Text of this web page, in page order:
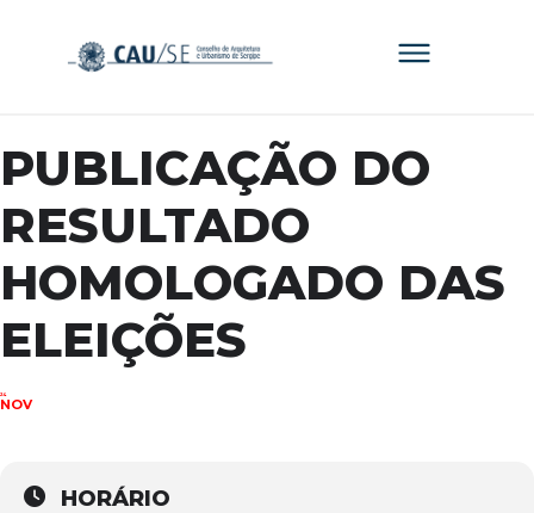
PUBLICAÇÃO DO
RESULTADO
HOMOLOGADO DAS
ELEIÇÕES
24
NOV
HORÁRIO